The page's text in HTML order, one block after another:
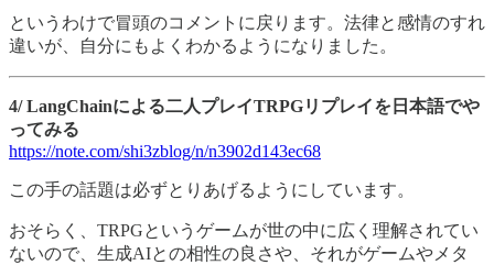
というわけで冒頭のコメントに戻ります。法律と感情のすれ
違いが、自分にもよくわかるようになりました。
4/ LangChainによる二人プレイTRPGリプレイを日本語でや
ってみる
https://note.com/shi3zblog/n/n3902d143ec68
この手の話題は必ずとりあげるようにしています。
おそらく、TRPGというゲームが世の中に広く理解されてい
ないので、生成AIとの相性の良さや、それがゲームやメタ